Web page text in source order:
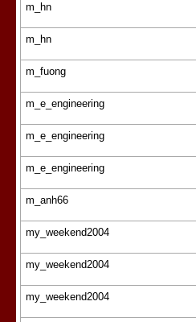
m_hn
m_hn
m_fuong
m_e_engineering
m_e_engineering
m_e_engineering
m_anh66
my_weekend2004
my_weekend2004
my_weekend2004